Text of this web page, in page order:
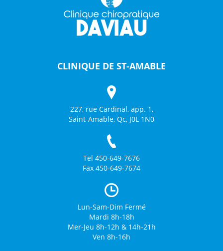
CLINIQUE DE ST-AMABLE
227, rue Cardinal, app. 1,
Saint-Amable, Qc, J0L 1N0
Tel 450-649-7676
Fax 450-649-7674
Lun-Sam-Dim Fermé
Mardi 8h-18h
Mer-Jeu 8h-12h & 14h-21h
Ven 8h-16h